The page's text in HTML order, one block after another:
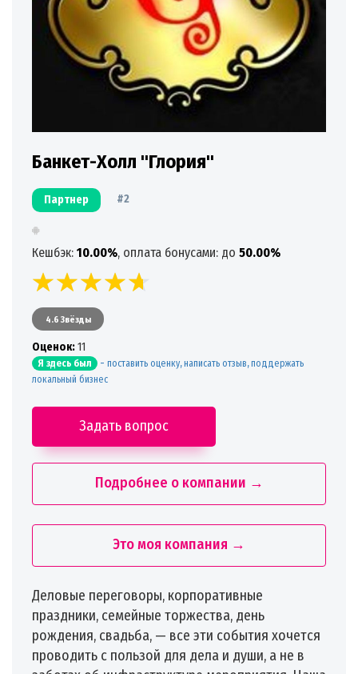
Банкет-Холл "Глория"
Партнер #2
Кешбэк: 10.00%, оплата бонусами: до 50.00%
4.6 Звёзды
Oценок:11
Я здесь был - поставить оценку, написать отзыв, поддержать
локальный бизнес
Задать вопрос
Подробнее о компании →
Это моя компания →
Деловые переговоры, корпоративные
праздники, семейные торжества, день
рождения, свадьба, — все эти события хочется
проводить с пользой для дела и души, а не в